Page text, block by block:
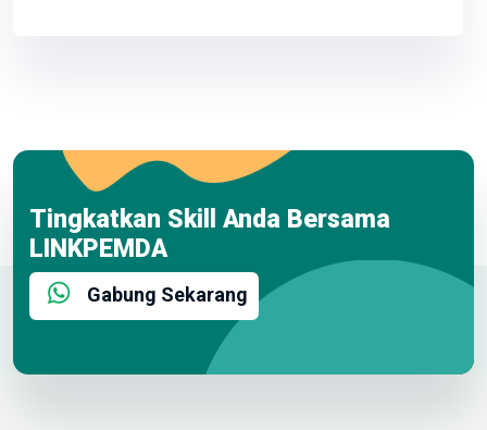
Tingkatkan Skill Anda Bersama
LINKPEMDA
Gabung Sekarang